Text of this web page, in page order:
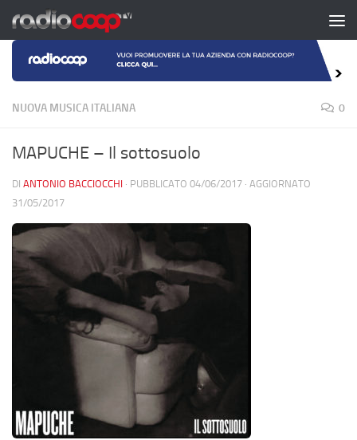
Salta al contenuto
NUOVA MUSICA ITALIANA 0
MAPUCHE – Il sottosuolo
DI ANTONIO BACCIOCCHI · PUBBLICATO 04/06/2017 · AGGIORNATO
31/05/2017